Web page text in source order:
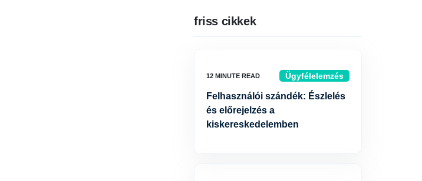
friss cikkek
Ügyfélelemzés
Felhasználói szándék: Észlelés
és előrejelzés a
kiskereskedelemben